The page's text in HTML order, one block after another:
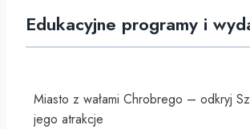
Edukacyjne programy i
Miasto z wałami Chrobrego – odkryj
jego atrakcje